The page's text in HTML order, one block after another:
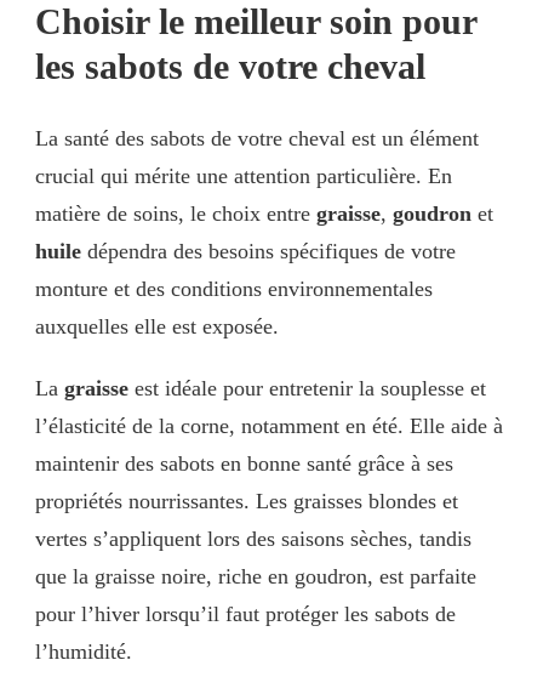
Choisir le meilleur soin pour
les sabots de votre cheval
La santé des sabots de votre cheval est un élément
crucial qui mérite une attention particulière. En
matière de soins, le choix entre graisse, goudron et
huile dépendra des besoins spécifiques de votre
monture et des conditions environnementales
auxquelles elle est exposée.
La graisse est idéale pour entretenir la souplesse et
l’élasticité de la corne, notamment en été. Elle aide à
maintenir des sabots en bonne santé grâce à ses
propriétés nourrissantes. Les graisses blondes et
vertes s’appliquent lors des saisons sèches, tandis
que la graisse noire, riche en goudron, est parfaite
pour l’hiver lorsqu’il faut protéger les sabots de
l’humidité.